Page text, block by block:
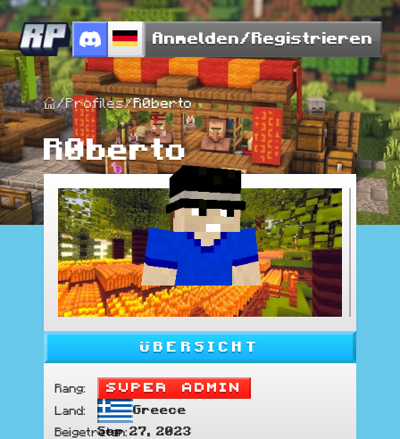
Anmelden/Registrieren
/Profiles/R0berto
R0berto
ÜBERSICHT
Rang: Super Admin
Land: Greece
Beigetreten:
Sep 27, 2023